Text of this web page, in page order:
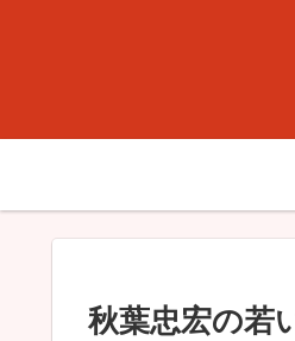
秋葉忠宏の若